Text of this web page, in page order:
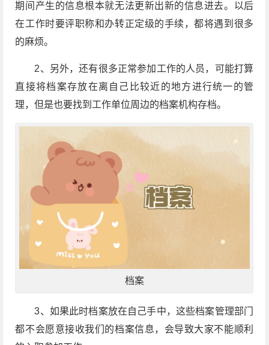
期间产生的信息根本就无法更新出新的信息进去。以后
在工作时要评职称和办转正定级的手续，都将遇到很多
的麻烦。
2、另外，还有很多正常参加工作的人员，可能打算
直接将档案存放在离自己比较近的地方进行统一的管
理，但是也要找到工作单位周边的档案机构存档。
档案
3、如果此时档案放在自己手中，这些档案管理部门
都不会愿意接收我们的档案信息，会导致大家不能顺利